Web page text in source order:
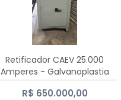
Retificador CAEV 25.000
Amperes - Galvanoplastia
R$ 650.000,00